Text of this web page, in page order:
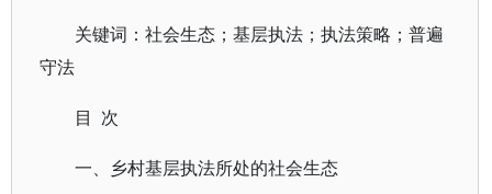
关键词：社会生态；基层执法；执法策略；普遍
守法
目 次
一、乡村基层执法所处的社会生态